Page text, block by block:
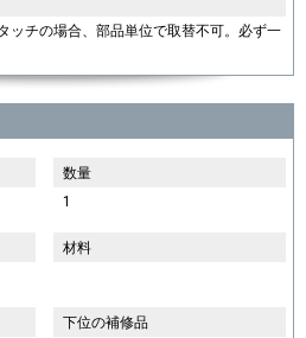
ッチの場合、部品単位で取替不可。必ず一
数量
1
材料
下位の補修品